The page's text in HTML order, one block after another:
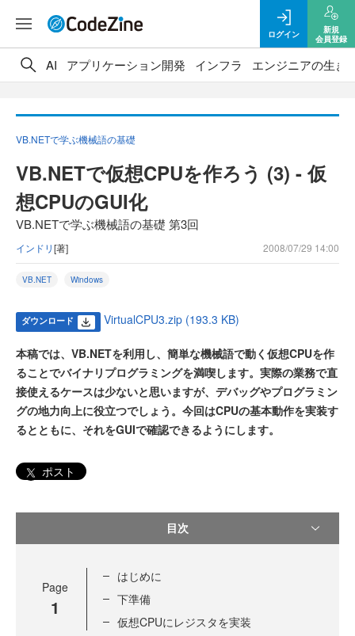
ログイン
新規
会員登録
AI アプリケーション開発 インフラ エンジニアの生き
VB.NETで学ぶ機械語の基礎
VB.NETで仮想CPUを作ろう (3) - 仮
想CPUのGUI化
VB.NETで学ぶ機械語の基礎 第3回
インドリ[著] 2008/07/29 14:00
VB.NET Windows
ダウンロード VirtualCPU3.zip (193.3 KB)
本稿では、VB.NETを利用し、簡単な機械語で動く仮想CPUを作
ることでバイナリプログラミングを満喫します。実際の業務で直
接使えるケースは少ないと思いますが、デバッグやプログラミン
グの地力向上に役立つでしょう。今回はCPUの基本動作を実装す
るとともに、それをGUIで確認できるようにします。
ポスト
目次
Page
1
はじめに
下準備
仮想CPUにレジスタを実装